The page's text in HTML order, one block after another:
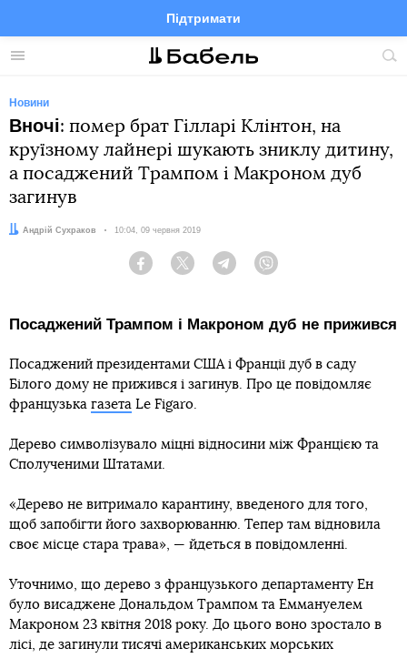
Меню
Підтримати
FacebookTelegramTwitter
Новини
Вночі: помер брат Гілларі Клінтон, на
круїзному лайнері шукають зниклу дитину,
а посаджений Трампом і Макроном дуб
загинув
Автор:
Андрій Сухраков Дата:
10:04, 09 червня 2019
Facebook Twitter Telegram
Посаджений Трампом і Макроном дуб не прижився
Посаджений президентами США і Франції дуб в саду
Білого дому не прижився і загинув. Про це повідомляє
французька газета Le Figaro.
Дерево символізувало міцні відносини між Францією та
Сполученими Штатами.
«Дерево не витримало карантину, введеного для того,
щоб запобігти його захворюванню. Тепер там відновила
своє місце стара трава», — йдеться в повідомленні.
Уточнимо, що дерево з французького департаменту Ен
було висаджене Дональдом Трампом та Еммануелем
Макроном 23 квітня 2018 року. До цього воно зростало в
лісі, де загинули тисячі американських морських